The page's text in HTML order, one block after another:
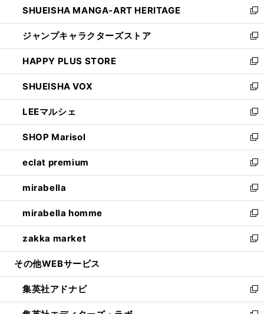
く
で
開
く
い
ウ
ィ
ン
ド
ウ
で
開
く
SHUEISHA MANGA-ART HERITAGE
新
し
い
ウ
ィ
ン
ド
ウ
で
開
く
ジャンプキャラクターズストア
新
し
い
ウ
ィ
ン
ド
ウ
で
開
く
HAPPY PLUS STORE
新
し
い
ウ
ィ
ン
ド
ウ
で
開
く
SHUEISHA VOX
新
し
い
ウ
ィ
ン
ド
ウ
で
開
く
LEEマルシェ
新
し
い
ウ
ィ
ン
ド
ウ
で
開
く
SHOP Marisol
新
し
い
ウ
ィ
ン
ド
ウ
で
開
eclat premium
新
し
い
ウ
ィ
ン
ド
ウ
開
く
mirabella
新
し
い
ウ
ィ
ン
ウ
で
開
mirabella homme
新
し
い
ウ
ン
ド
ウ
zakka market
新
し
ウ
ィ
ン
その他WEBサービス
集英社アドナビ
新
し